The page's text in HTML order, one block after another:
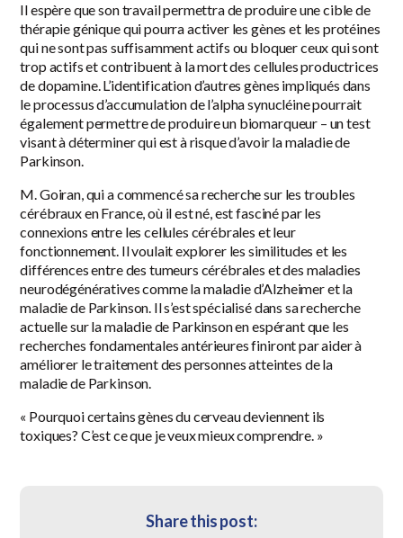
Il espère que son travail permettra de produire une cible de
thérapie génique qui pourra activer les gènes et les protéines
qui ne sont pas suffisamment actifs ou bloquer ceux qui sont
trop actifs et contribuent à la mort des cellules productrices
de dopamine. L’identification d’autres gènes impliqués dans
le processus d’accumulation de l’alpha synucléine pourrait
également permettre de produire un biomarqueur – un test
visant à déterminer qui est à risque d’avoir la maladie de
Parkinson.
M. Goiran, qui a commencé sa recherche sur les troubles
cérébraux en France, où il est né, est fasciné par les
connexions entre les cellules cérébrales et leur
fonctionnement. Il voulait explorer les similitudes et les
différences entre des tumeurs cérébrales et des maladies
neurodégénératives comme la maladie d’Alzheimer et la
maladie de Parkinson. Il s’est spécialisé dans sa recherche
actuelle sur la maladie de Parkinson en espérant que les
recherches fondamentales antérieures finiront par aider à
améliorer le traitement des personnes atteintes de la
maladie de Parkinson.
« Pourquoi certains gènes du cerveau deviennent ils
toxiques? C’est ce que je veux mieux comprendre. »
Share this post: